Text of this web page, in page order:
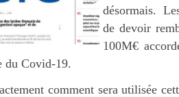
désormais.
de devoir
100M€
du Covid-19.
comment sera utilisée